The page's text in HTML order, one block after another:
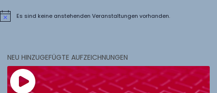
HinweisEs sind keine anstehenden Veranstaltungen vorhanden.
NEU HINZUGEFÜGTE AUFZEICHNUNGEN